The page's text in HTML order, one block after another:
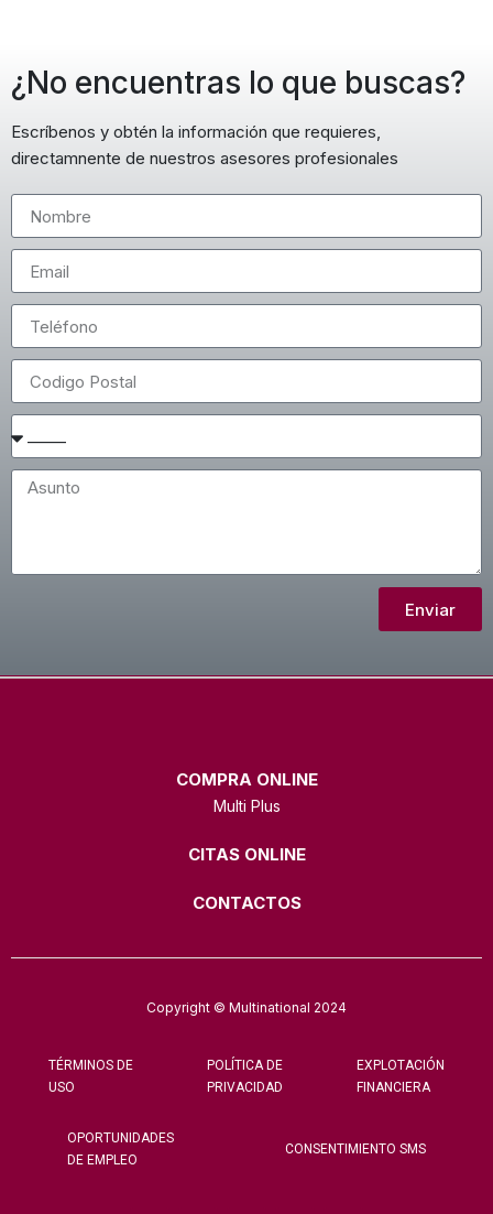
¿No encuentras lo que buscas?
Escríbenos y obtén la información que requieres,
directamnente de nuestros asesores profesionales
Enviar
COMPRA ONLINE
Multi Plus
CITAS ONLINE
CONTACTOS
Copyright © Multinational 2024
TÉRMINOS DE
USO
POLÍTICA DE
PRIVACIDAD
EXPLOTACIÓN
FINANCIERA
OPORTUNIDADES
DE EMPLEO
CONSENTIMIENTO SMS